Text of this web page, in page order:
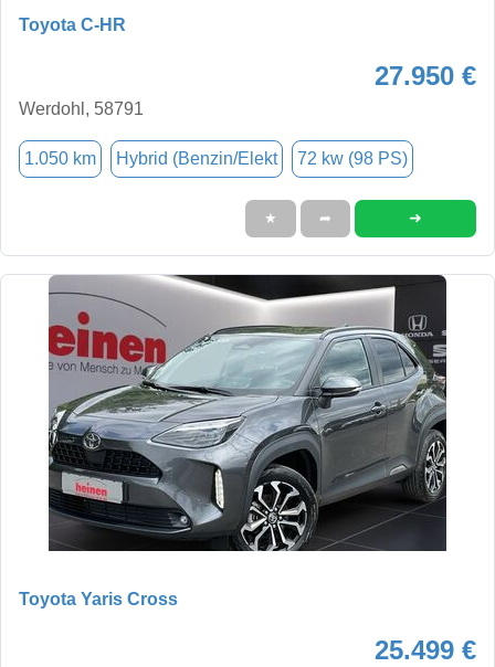
Toyota C-HR
27.950 €
Werdohl, 58791
1.050 km Hybrid (Benzin/Elekt 72 kw (98 PS)
★ ➦ ➜
Toyota Yaris Cross
25.499 €